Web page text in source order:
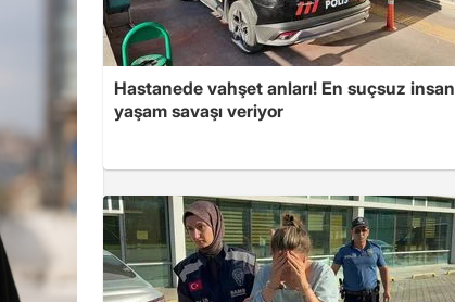
Hastanede vahşet anları! En suçsuz insan
yaşam savaşı veriyor